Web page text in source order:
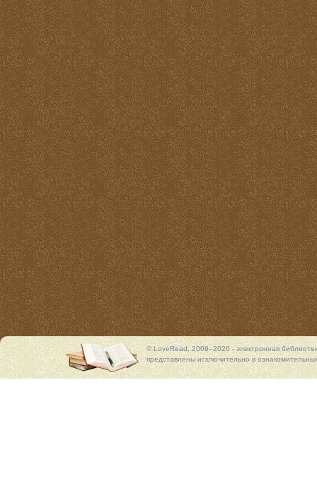
© LoveRead, 2009–2026 - электронная
представлены исключительно в